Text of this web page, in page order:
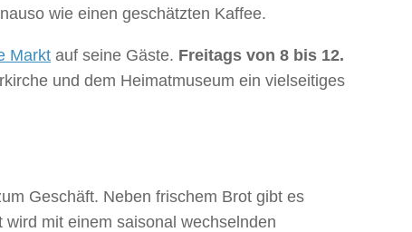
wie einen geschätzten Kaffee.
Markt auf seine Gäste. Freitags von 8 bis 12.
und dem Heimatmuseum ein vielseitiges
Geschäft. Neben frischem Brot gibt es
mit einem saisonal wechselnden